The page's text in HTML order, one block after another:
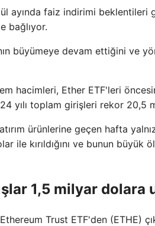
ayında faiz indirimi beklentileri
bağlıyor.
büyümeye devam ettiğini ve
hacimleri, Ether ETF'leri
yılı toplam girişleri rekor 20,5
ürünlerine geçen hafta
ile kırıldığını ve bunun büyük
1,5 milyar dolara
Trust ETF'den (ETHE)